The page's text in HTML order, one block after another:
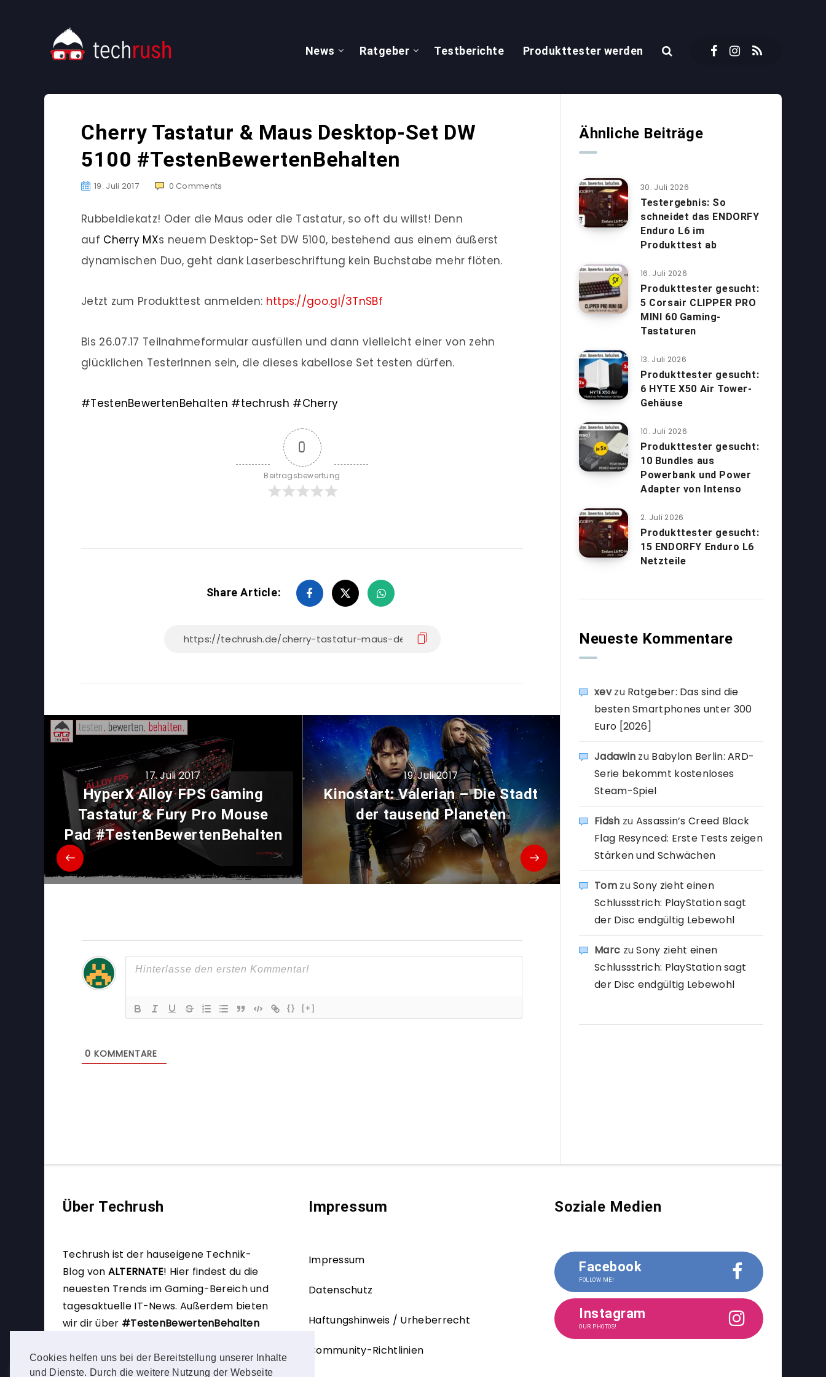
Cookies helfen uns bei der Bereitstellung unserer Inhalte
und Dienste. Durch die weitere Nutzung der Webseite
News Ratgeber Testberichte Produkttester werden
Cherry Tastatur & Maus Desktop-Set DW
5100 #TestenBewertenBehalten
19. Juli 2017 0 Comments
Rubbeldiekatz! Oder die Maus oder die Tastatur, so oft du willst! Denn
auf Cherry MXs neuem Desktop-Set DW 5100, bestehend aus einem äußerst
dynamischen Duo, geht dank Laserbeschriftung kein Buchstabe mehr flöten.
Jetzt zum Produkttest anmelden: https://goo.gl/3TnSBf
Bis 26.07.17 Teilnahmeformular ausfüllen und dann vielleicht einer von zehn
glücklichen TesterInnen sein, die dieses kabellose Set testen dürfen.
#TestenBewertenBehalten #techrush #Cherry
0
Beitragsbewertung
Share Article:
17. Juli 2017
HyperX Alloy FPS Gaming
Tastatur & Fury Pro Mouse
Pad #TestenBewertenBehalten
19. Juli 2017
Kinostart: Valerian – Die Stadt
der tausend Planeten
{} [+]
0 KOMMENTARE
Ähnliche Beiträge
30. Juli 2026
Testergebnis: So
schneidet das ENDORFY
Enduro L6 im
Produkttest ab
16. Juli 2026
Produkttester gesucht:
5 Corsair CLIPPER PRO
MINI 60 Gaming-
Tastaturen
13. Juli 2026
Produkttester gesucht:
6 HYTE X50 Air Tower-
Gehäuse
10. Juli 2026
Produkttester gesucht:
10 Bundles aus
Powerbank und Power
Adapter von Intenso
2. Juli 2026
Produkttester gesucht:
15 ENDORFY Enduro L6
Netzteile
Neueste Kommentare
xevzu Ratgeber: Das sind die
besten Smartphones unter 300
Euro [2026]
Jadawin zu Babylon Berlin: ARD-
Serie bekommt kostenloses
Steam-Spiel
Fidsh zu Assassin’s Creed Black
Flag Resynced: Erste Tests zeigen
Stärken und Schwächen
TomzuSony zieht einen
Schlussstrich: PlayStation sagt
der Disc endgültig Lebewohl
Marc zuSony zieht einen
Schlussstrich: PlayStation sagt
der Disc endgültig Lebewohl
Über Techrush
Techrush ist der hauseigene Technik-
Blog von ALTERNATE! Hier findest du die
neuesten Trends im Gaming-Bereich und
tagesaktuelle IT-News. Außerdem bieten
wir dir über #TestenBewertenBehalten
werden.
Impressum
Impressum
Datenschutz
Haftungshinweis / Urheberrecht
Community-Richtlinien
Soziale Medien
Facebook
FOLLOW ME!
Instagram
OUR PHOTOS!